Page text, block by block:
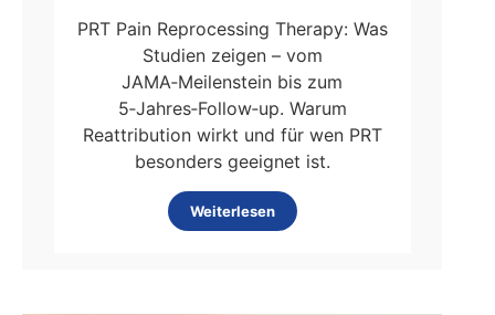
PRT Pain Reprocessing Therapy: Was
Studien zeigen – vom
JAMA‑Meilenstein bis zum
5‑Jahres‑Follow‑up. Warum
Reattribution wirkt und für wen PRT
besonders geeignet ist.
Weiterlesen